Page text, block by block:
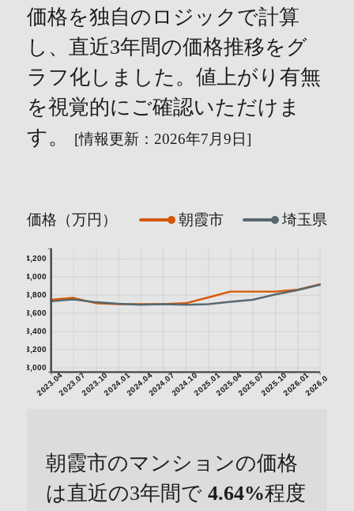
価格を独自のロジックで計算
し、直近3年間の価格推移をグ
ラフ化しました。値上がり有無
を視覚的にご確認いただけま
す。
[情報更新：2026年7月9日]
価格（万円） 朝霞市 埼玉県
2023.042023.072023.102024.012024.042024.072024.102025.012025.042025.072025.102026.012026.04
3,000
3,200
3,400
3,600
3,800
4,000
4,200
朝霞市のマンションの価格
は直近の3年間で 4.64%程度